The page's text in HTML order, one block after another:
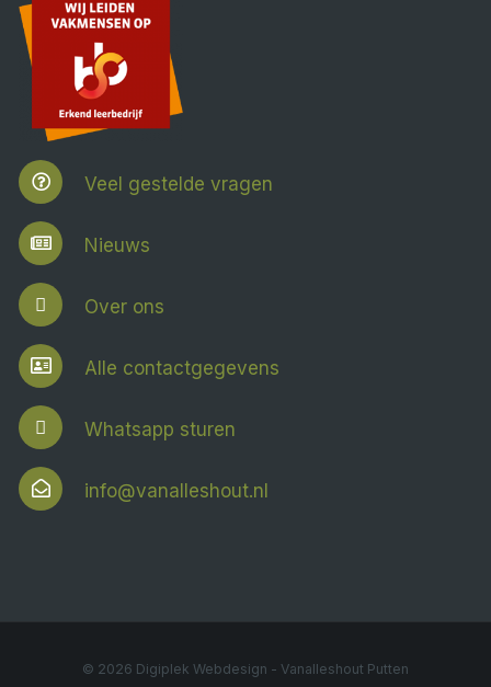
Veel gestelde vragen
Nieuws
Over ons
Alle contactgegevens
Whatsapp sturen
info@vanalleshout.nl
© 2026 Digiplek Webdesign - Vanalleshout Putten